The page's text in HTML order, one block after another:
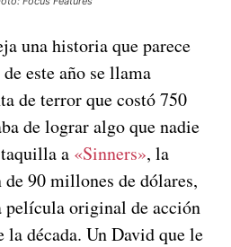
una historia que parece
este año se llama
de terror que costó 750
de lograr algo que nadie
a «Sinners», la
90 millones de dólares,
película original de acción
década. Un David que le